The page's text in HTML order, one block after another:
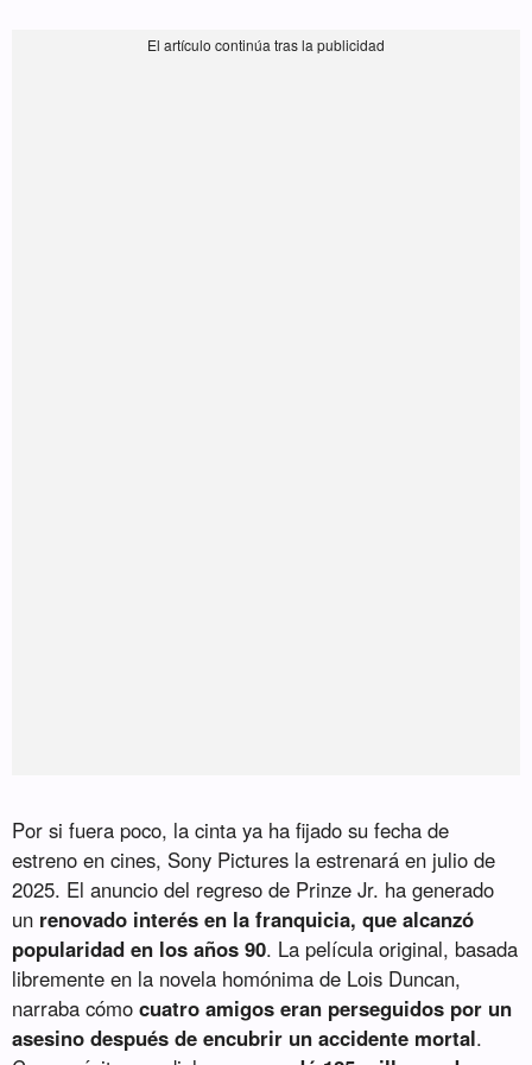
Por si fuera poco, la cinta ya ha fijado su fecha de
estreno en cines, Sony Pictures la estrenará en julio de
2025. El anuncio del regreso de Prinze Jr. ha generado
un renovado interés en la franquicia, que alcanzó
popularidad en los años 90. La película original, basada
libremente en la novela homónima de Lois Duncan,
narraba cómocuatro amigos eran perseguidos por un
asesino después de encubrir un accidente mortal.